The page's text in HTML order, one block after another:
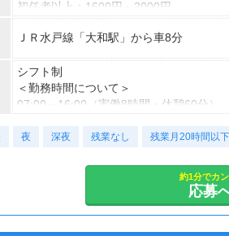
初任者以上：1600円～2000円
月収例：281600円（時給1600円×8h×22
ＪＲ水戸線「大和駅」から車8分
シフト制
＜勤務時間について＞
07:00～16:00（実働8時間・休憩60分）
17:00～09:00（実働15時間・休憩60分）
※上記は一例です。
◆週5日勤務
◆短時間、週3日、日勤のみ等も相談OK
夜 深夜 残業なし 残業月20時間以下
約1分でカ
応募